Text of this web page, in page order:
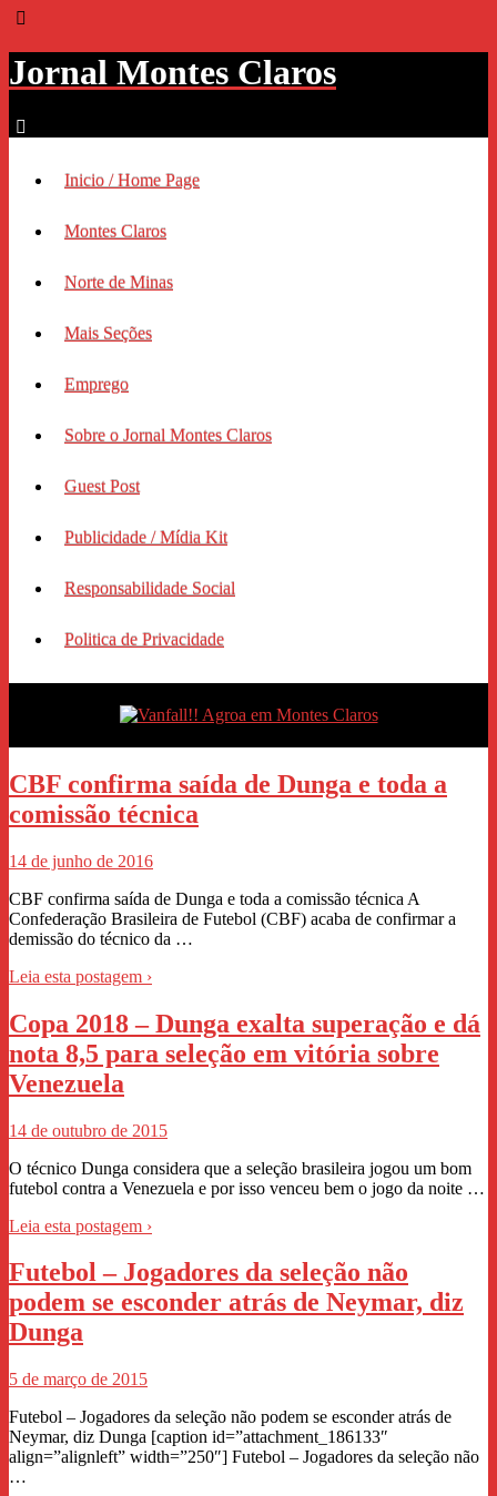
Jornal Montes Claros
Inicio / Home Page
Montes Claros
Norte de Minas
Mais Seções
Emprego
Sobre o Jornal Montes Claros
Guest Post
Publicidade / Mídia Kit
Responsabilidade Social
Politica de Privacidade
CBF confirma saída de Dunga e toda a
comissão técnica
14 de junho de 2016
CBF confirma saída de Dunga e toda a comissão técnica A
Confederação Brasileira de Futebol (CBF) acaba de confirmar a
demissão do técnico da …
Leia esta postagem ›
Copa 2018 – Dunga exalta superação e dá
nota 8,5 para seleção em vitória sobre
Venezuela
14 de outubro de 2015
O técnico Dunga considera que a seleção brasileira jogou um bom
futebol contra a Venezuela e por isso venceu bem o jogo da noite …
Leia esta postagem ›
Futebol – Jogadores da seleção não
podem se esconder atrás de Neymar, diz
Dunga
5 de março de 2015
Futebol – Jogadores da seleção não podem se esconder atrás de
Neymar, diz Dunga [caption id=”attachment_186133″
align=”alignleft” width=”250″] Futebol – Jogadores da seleção não
…